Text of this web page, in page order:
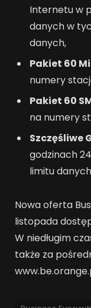
Internetu w
danych w
danych,
Pakiet 60
numery
Pakiet 60
na numery
Szczęśliwe
godzinach
limitu
Nowa oferta
listopada
W niedługim
także za